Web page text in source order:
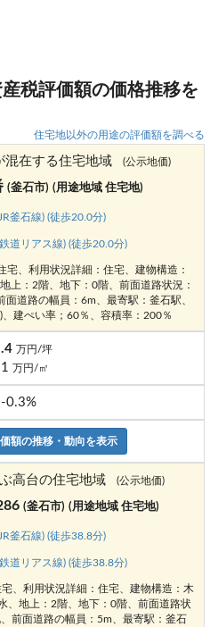
税評価額の価格推移を
住宅地以外の用途の評価額を調べる
混在する住宅地域 (公示地価)
(釜石市) (用途地域 住宅地)
釜石線) (徒歩20.0分)
道リアス線) (徒歩20.0分)
、利用状況詳細：住宅、建物構造：
上：2階、地下：0階、前面道路状況：
道路の幅員：6m、最寄駅：釜石駅、
建ぺい率；60％、容積率：200％
万円/坪
万円/㎡
-0.3%
額の推移・動向を表示
高台の住宅地域 (公示地価)
(釜石市) (用途地域 住宅地)
釜石線) (徒歩38.8分)
道リアス線) (徒歩38.8分)
、利用状況詳細：住宅、建物構造：木
、地上：2階、地下：0階、前面道路状
前面道路の幅員：5m、最寄駅：釜石